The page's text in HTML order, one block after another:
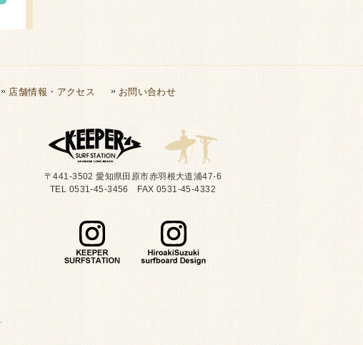
店舗情報・アクセス お問い合わせ
〒441-3502 愛知県田原市赤羽根大道浦47-6
TEL 0531-45-3456 FAX 0531-45-4332